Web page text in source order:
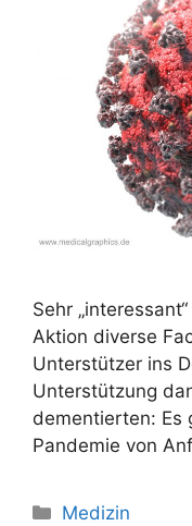
Sehr
Aktion diverse
Unterstützer ins
Unterstützung
dementierten: Es
Pandemie von
Kategorien
Medizin